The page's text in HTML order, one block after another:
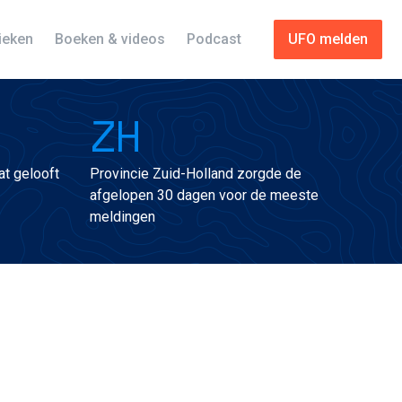
UFO melden
Boeken & videos Podcast
gelooft
ZH
Provincie Zuid-Holland zorgde de
afgelopen 30 dagen voor de meeste
meldingen